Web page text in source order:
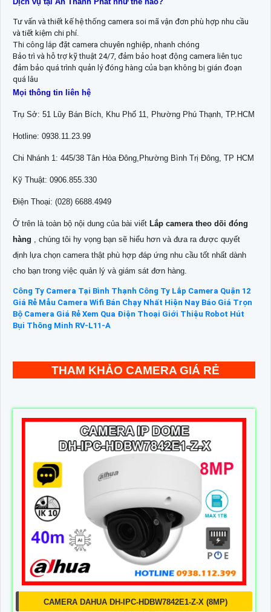
Tư vấn và thiết kế hệ thống camera soi mã vận đơn phù hợp nhu cầu
và tiết kiệm chi phí.
Thi công lắp đặt camera chuyên nghiệp, nhanh chóng
Bảo trì và hỗ trợ kỹ thuật 24/7, đảm bảo hoạt động camera liên tục
đảm bảo quá trình quản lý đóng hàng của bạn không bị gián đoạn
quá lâu
Mọi thông tin liên hệ
Trụ Sở: 51 Lũy Bán Bích, Khu Phố 11, Phường Phú Thạnh, TP.HCM
Hotline: 0938.11.23.99
Chi Nhánh 1: 445/38 Tân Hòa Đông,Phường Bình Trị Đông, TP HCM
Kỹ Thuật: 0906.855.330
Điện Thoại: (028) 6688.4949
Ở trên là toàn bộ nội dung của bài viết Lắp camera theo dõi đóng
hàng , chúng tôi hy vọng bạn sẽ hiểu hơn và đưa ra được quyết
định lựa chọn camera thật phù hợp đáp ứng nhu cầu tốt nhất dành
cho bạn trong việc quản lý và giám sát đơn hàng.
Công Ty Camera Tại Bình Thạnh Công Ty Lắp Camera Quận 12
Giá Rẻ Mẫu Camera Wifi Bán Chạy Nhất Hiện Nay Báo Giá Trọn
Bộ Camera Giá Rẻ Xem Qua Điện Thoại Giới Thiệu Robot Hút
Bụi Thông Minh RV-L11-A
THAM KHẢO CAMERA GIÁ RẺ
CAMERA DAHUA DH-IPC-HDBW7842E1-Z-X (8MP)